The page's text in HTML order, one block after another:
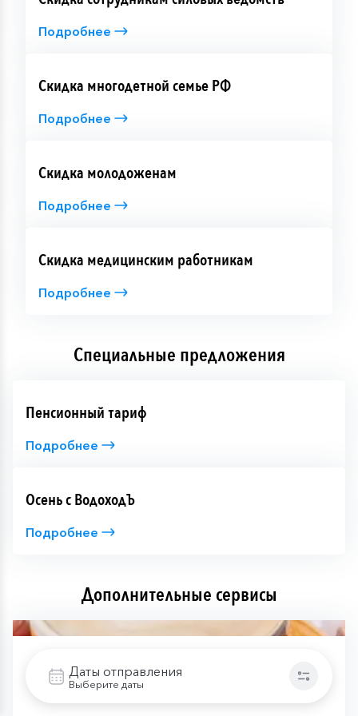
Даты отправления
Выберите даты
меню нашей оригинальной гастрономической
осени вместе с «ВодоходЪ»
Подробнее
Скидка многодетной семье РФ
Подробнее
Скидка молодоженам
Подробнее
Скидка медицинским работникам
Подробнее
Специальные предложения
Пенсионный тариф
Подробнее
Осень с ВодоходЪ
Подробнее
Дополнительные сервисы